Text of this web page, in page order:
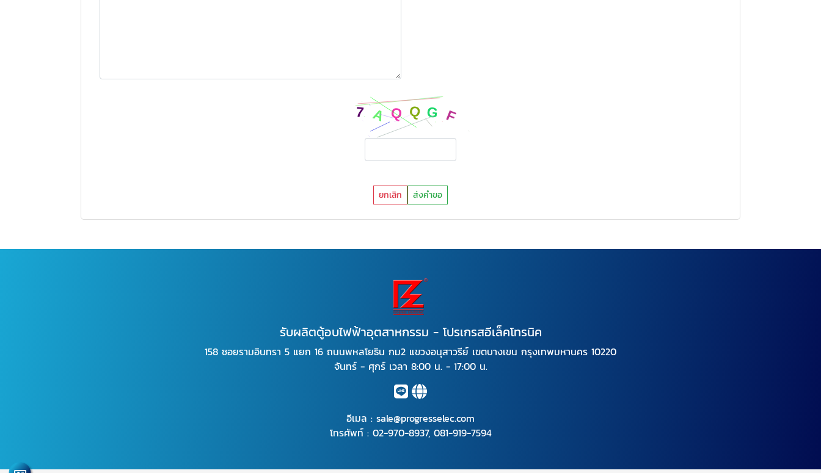
ยกเลิก ส่งคำขอ
รับผลิตตู้อบไฟฟ้าอุตสาหกรรม - โปรเกรสอีเล็คโทรนิค
158 ซอยรามอินทรา 5 แยก 16 ถนนพหลโยธิน กม2 แขวงอนุสาวรีย์ เขตบางเขน กรุงเทพมหานคร 10220
จันทร์ - ศุกร์ เวลา 8:00 น. - 17:00 น.
อีเมล : sale@progresselec.com
โทรศัพท์ : 02-970-8937, 081-919-7594